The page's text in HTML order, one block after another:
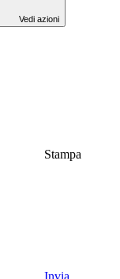
Vedi azioni
Stampa
Invia